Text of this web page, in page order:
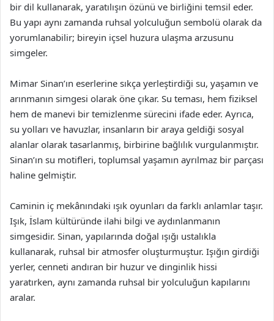
bir dil kullanarak, yaratılışın özünü ve birliğini temsil eder.
Bu yapı aynı zamanda ruhsal yolculuğun sembolü olarak da
yorumlanabilir; bireyin içsel huzura ulaşma arzusunu
simgeler.
Mimar Sinan’ın eserlerine sıkça yerleştirdiği su, yaşamın ve
arınmanın simgesi olarak öne çıkar. Su teması, hem fiziksel
hem de manevi bir temizlenme sürecini ifade eder. Ayrıca,
su yolları ve havuzlar, insanların bir araya geldiği sosyal
alanlar olarak tasarlanmış, birbirine bağlılık vurgulanmıştır.
Sinan’ın su motifleri, toplumsal yaşamın ayrılmaz bir parçası
haline gelmiştir.
Caminin iç mekânındaki ışık oyunları da farklı anlamlar taşır.
Işık, İslam kültüründe ilahi bilgi ve aydınlanmanın
simgesidir. Sinan, yapılarında doğal ışığı ustalıkla
kullanarak, ruhsal bir atmosfer oluşturmuştur. Işığın girdiği
yerler, cenneti andıran bir huzur ve dinginlik hissi
yaratırken, aynı zamanda ruhsal bir yolculuğun kapılarını
aralar.